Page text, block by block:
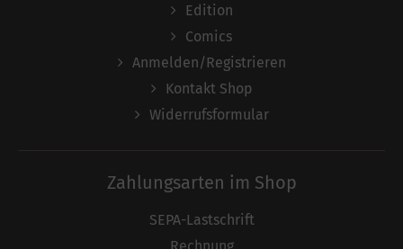
Edition
Comics
Anmelden/Registrieren
Kontakt Shop
Widerrufsformular
Zahlungsarten im Shop
SEPA-Lastschrift